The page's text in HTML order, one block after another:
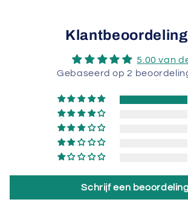
5.00 van
Gebaseerd op 2
Schrijf een